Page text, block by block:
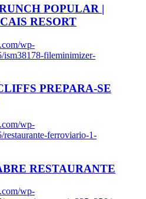
POPULAR |
RESORT
wp-
ism38178-fileminimizer-
PREPARA-SE
wp-
restaurante-ferroviario-1-
RESTAURANTE
wp-